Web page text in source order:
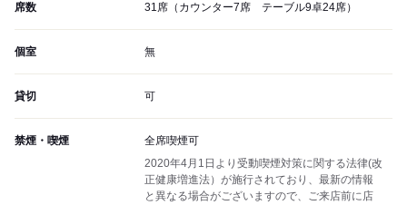
席数 31席（カウンター7席 テーブル9卓24席）
個室 無
貸切 可
禁煙・喫煙
全席喫煙可
2020年4月1日より受動喫煙対策に関する法律(改
正健康増進法）が施行されており、最新の情報
と異なる場合がございますので、ご来店前に店